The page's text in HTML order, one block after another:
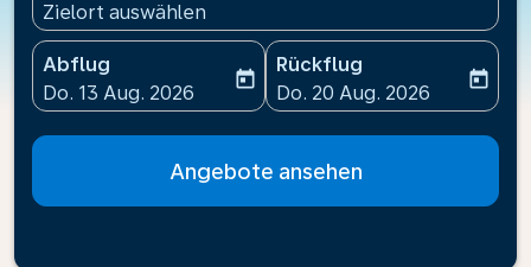
Zielort auswählen
Abflug
fc-booking-departure-date-aria-label
Do. 13 Aug. 2026
today
Rückflug
fc-booking-return-date-
Do. 20 Aug. 2026
today
Angebote ansehen